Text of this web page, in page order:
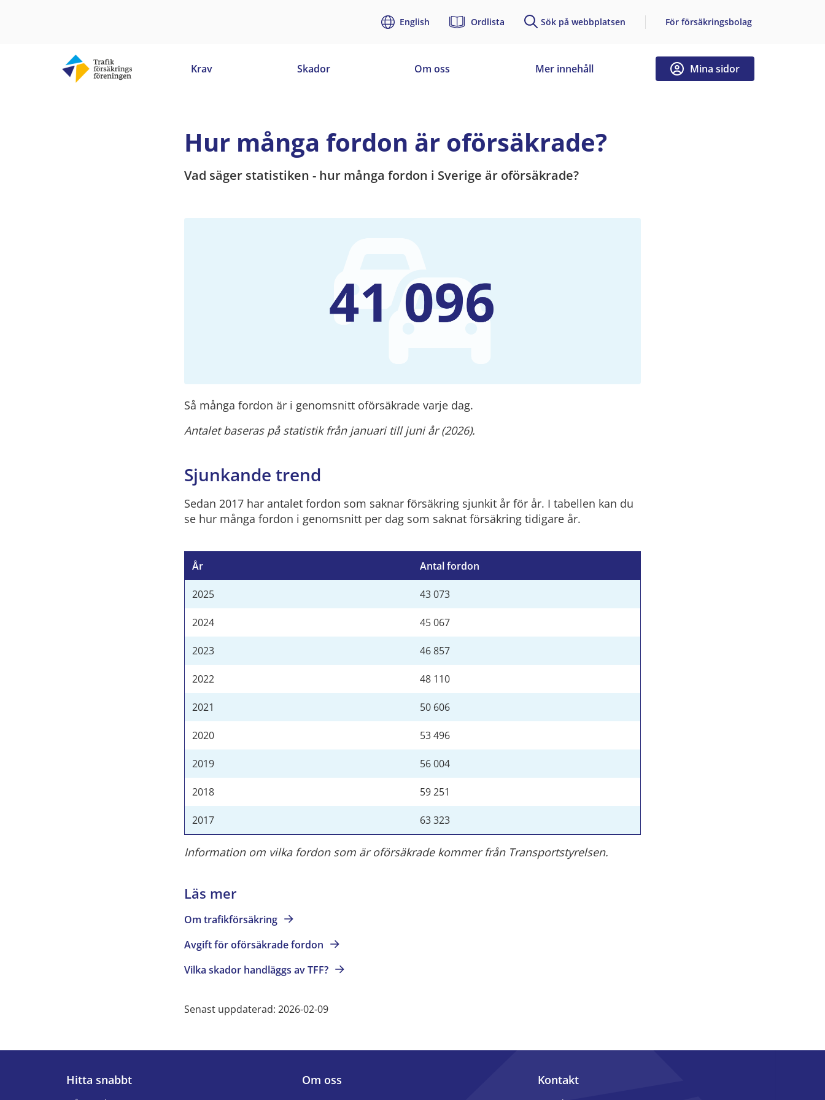
English Ordlista Sök på webbplatsen För försäkringsbolag
Krav Skador Om oss Mer innehåll Mina sidor
Hur många fordon är oförsäkrade?
Vad säger statistiken - hur många fordon i Sverige är oförsäkrade?
Så många fordon är i genomsnitt oförsäkrade varje dag.
Antalet baseras på statistik från januari till juni år (2026).
Sjunkande trend
Sedan 2017 har antalet fordon som saknar försäkring sjunkit år för år. I tabellen kan du
se hur många fordon i genomsnitt per dag som saknat försäkring tidigare år.
År Antal fordon
2025 43 073
2024 45 067
2023 46 857
2022 48 110
2021 50 606
2020 53 496
2019 56 004
2018 59 251
2017 63 323
Information om vilka fordon som är oförsäkrade kommer från Transportstyrelsen.
Läs mer
Om trafikförsäkring
Avgift för oförsäkradefordon
Vilka skador handläggs avTFF?
Senast uppdaterad: 2026-02-09
Hitta snabbt Om oss Kontakt